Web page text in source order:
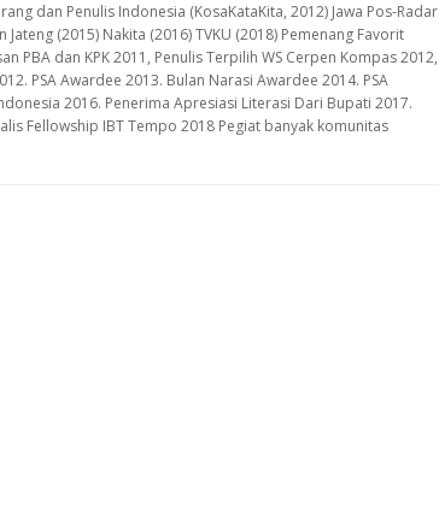
dan Penulis Indonesia (KosaKataKita, 2012) Jawa Pos-Radar
(2015) Nakita (2016) TVKU (2018) Pemenang Favorit
PBA dan KPK 2011, Penulis Terpilih WS Cerpen Kompas 2012,
PSA Awardee 2013. Bulan Narasi Awardee 2014. PSA
2016. Penerima Apresiasi Literasi Dari Bupati 2017.
Fellowship IBT Tempo 2018 Pegiat banyak komunitas